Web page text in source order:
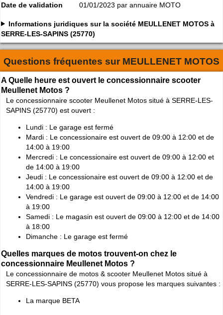
Date de validation
01/01/2023 par annuaire MOTO
Informations juridiques sur la société MEULLENET MOTOS à
SERRE-LES-SAPINS (25770)
Questions fréquentes sur MEULLENET MOTOS
A Quelle heure est ouvert le concessionnaire scooter
Meullenet Motos ?
Le concessionnaire scooter Meullenet Motos situé à SERRE-LES-
SAPINS (25770) est ouvert :
Lundi : Le garage est fermé
Mardi : Le concessionaire est ouvert de 09:00 à 12:00 et de
14:00 à 19:00
Mercredi : Le concessionaire est ouvert de 09:00 à 12:00 et
de 14:00 à 19:00
Jeudi : Le concessionaire est ouvert de 09:00 à 12:00 et de
14:00 à 19:00
Vendredi : Le garage est ouvert de 09:00 à 12:00 et de 14:00
à 19:00
Samedi : Le magasin est ouvert de 09:00 à 12:00 et de 14:00
à 18:00
Dimanche : Le garage est fermé
Quelles marques de motos trouvent-on chez le
concessionnaire Meullenet Motos ?
Le concessionnaire de motos & scooter Meullenet Motos situé à
SERRE-LES-SAPINS (25770) vous propose les marques suivantes :
La marque BETA